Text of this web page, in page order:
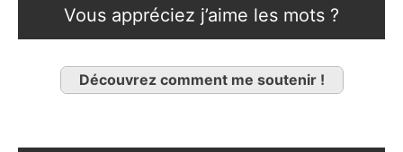
Vous appréciez j’aime les mots ?
Découvrez comment me soutenir !